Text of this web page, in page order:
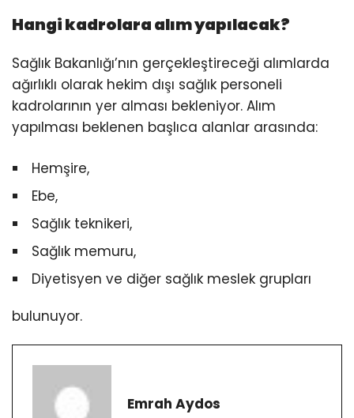
Hangi kadrolara alım yapılacak?
Sağlık Bakanlığı’nın gerçekleştireceği alımlarda
ağırlıklı olarak hekim dışı sağlık personeli
kadrolarının yer alması bekleniyor. Alım
yapılması beklenen başlıca alanlar arasında:
Hemşire,
Ebe,
Sağlık teknikeri,
Sağlık memuru,
Diyetisyen ve diğer sağlık meslek grupları
bulunuyor.
Emrah Aydos